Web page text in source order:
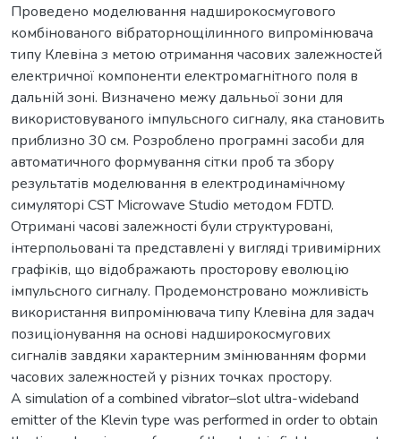
Проведено моделювання надширокосмугового
комбінованого вібраторнощілинного випромінювача
типу Клевіна з метою отримання часових залежностей
електричної компоненти електромагнітного поля в
дальній зоні. Визначено межу дальньої зони для
використовуваного імпульсного сигналу, яка становить
приблизно 30 см. Розроблено програмні засоби для
автоматичного формування сітки проб та збору
результатів моделювання в електродинамічному
симуляторі CST Microwave Studio методом FDTD.
Отримані часові залежності були структуровані,
інтерпольовані та представлені у вигляді тривимірних
графіків, що відображають просторову еволюцію
імпульсного сигналу. Продемонстровано можливість
використання випромінювача типу Клевіна для задач
позиціонування на основі надширокосмугових
сигналів завдяки характерним змінюванням форми
часових залежностей у різних точках простору.
A simulation of a combined vibrator–slot ultra-wideband
emitter of the Klevin type was performed in order to obtain